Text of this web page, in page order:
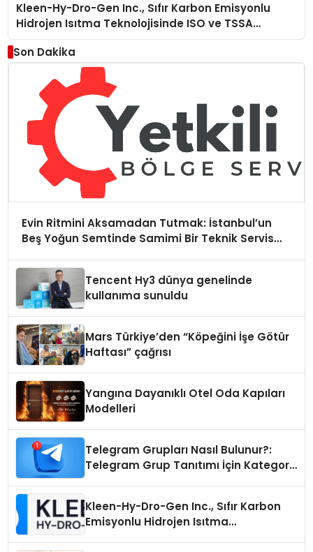
Kleen-Hy-Dro-Gen Inc., Sıfır Karbon Emisyonlu
Hidrojen Isıtma Teknolojisinde ISO ve TSSA
Düzenleyici Onaylarını Aldı
Son Dakika
Evin Ritmini Aksamadan Tutmak: İstanbul’un
Beş Yoğun Semtinde Samimi Bir Teknik Servis
Tencent Hy3 dünya genelinde
kullanıma sunuldu
Mars Türkiye’den “Köpeğini İşe Götür
Haftası” çağrısı
Yangına Dayanıklı Otel Oda Kapıları
Modelleri
Telegram Grupları Nasıl Bulunur?:
Telegram Grup Tanıtımı İçin Kategori
Kleen-Hy-Dro-Gen Inc., Sıfır Karbon
Emisyonlu Hidrojen Isıtma